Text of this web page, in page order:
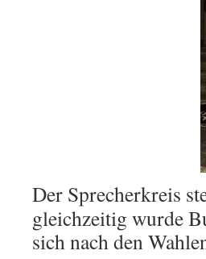
Der Sprecherkreis
gleichzeitig wurde
sich nach den